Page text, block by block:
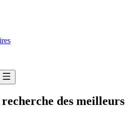
recherche des meilleurs